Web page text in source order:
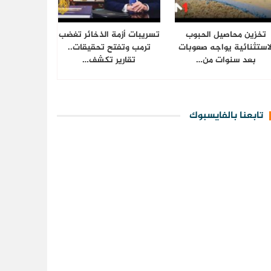
تخزين محاصيل الحبوب
يواجه صعوبات
بعد سنوات من…
تسريبات أزمة الذخائر تغضب
ترمب وتفتح تحقيقات..
تقارير تكشف…
تابعنا بالفايسبوك